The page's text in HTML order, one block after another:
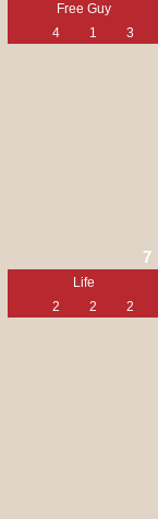
Free Guy
4 1 3
Life
7
2 2 2